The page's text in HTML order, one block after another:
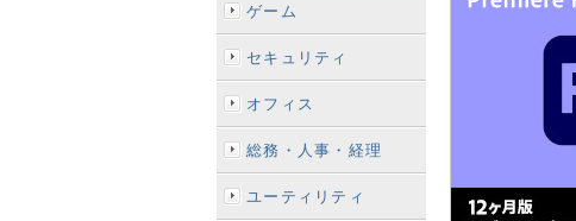
ゲーム
セキュリティ
オフィス
総務・人事・経理
ユーティリティ